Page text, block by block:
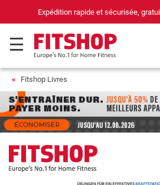
Expédition rapide et sécurisée,
Fitshop Livres